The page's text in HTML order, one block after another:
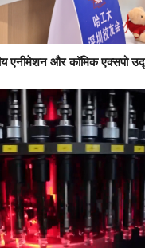
एनीमेशन और कॉमिक एक्सपो